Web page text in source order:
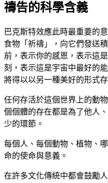
禱告的科學含義
巴克斯特效應此時最重要的
食物「祈禱」，向它們發送
前，表示你的感恩，表示這
刻，表示這是宇宙中最好的
將得以以另一種美好的形式存
任何存活於這個世界上的動
個個體的存在都是為了他人
少的環節。
每個人、每個動物、植物、
命的使命與意義。
在許多文化傳統中都會鼓勵